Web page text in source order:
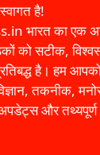
है!
भारत का एक
को सटीक,
है। हम
तकनीक,
और तथ्यपूर्ण